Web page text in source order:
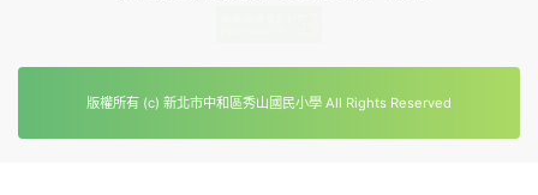
版權所有 (c) 新北市中和區秀山國民小學 All Rights Reserved